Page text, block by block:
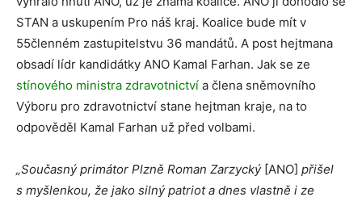
STAN a uskupením Pro náš kraj. Koalice bude mít v
55členném zastupitelstvu 36 mandátů. A post hejtmana
obsadí lídr kandidátky ANO Kamal Farhan. Jak se ze
stínového ministra zdravotnictví a člena sněmovního
Výboru pro zdravotnictví stane hejtman kraje, na to
odpověděl Kamal Farhan už před volbami.
„Současný primátor Plzně Roman Zarzycký [ANO] přišel
s myšlenkou, že jako silný patriot a dnes vlastně i ze